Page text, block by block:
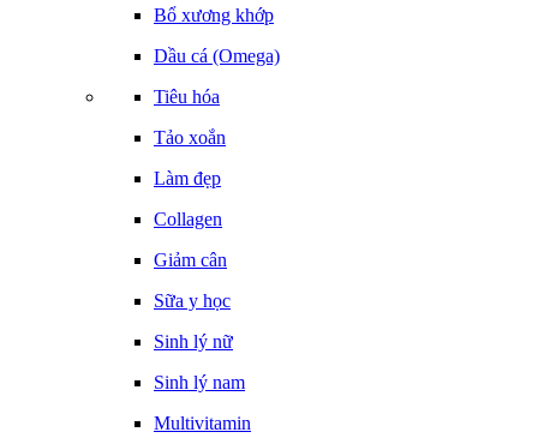
Bổ xương khớp
Dầu cá (Omega)
Tiêu hóa
Tảo xoắn
Làm đẹp
Collagen
Giảm cân
Sữa y học
Sinh lý nữ
Sinh lý nam
Multivitamin